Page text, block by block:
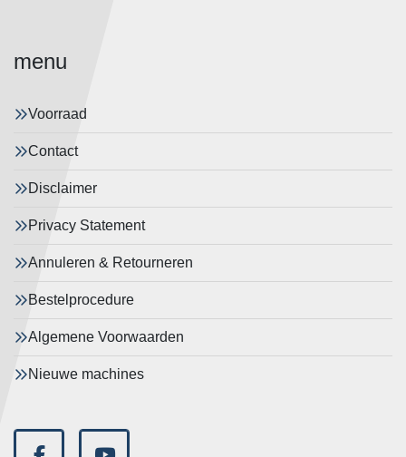
menu
Voorraad
Contact
Disclaimer
Privacy Statement
Annuleren & Retourneren
Bestelprocedure
Algemene Voorwaarden
Nieuwe machines